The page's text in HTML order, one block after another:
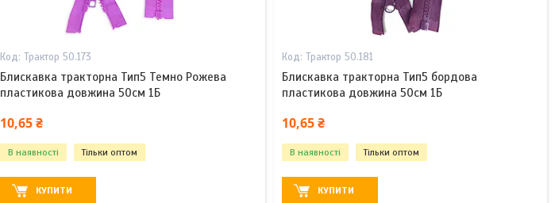
Трактор 50.173
Блискавка тракторна Тип5 Темно Рожева
пластикова довжина 50см 1Б
10,65 ₴
В наявності Тільки оптом
КУПИТИ
Трактор 50.181
Блискавка тракторна Тип5 бордова
пластикова довжина 50см 1Б
10,65 ₴
В наявності Тільки оптом
КУПИТИ